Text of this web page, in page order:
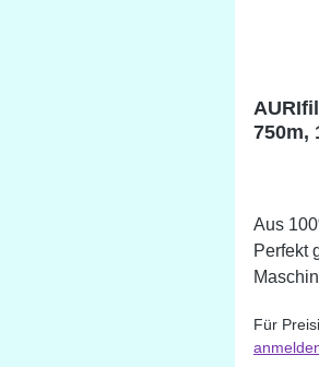
750m,
Aus
Perfekt
Farben
sind,
Für